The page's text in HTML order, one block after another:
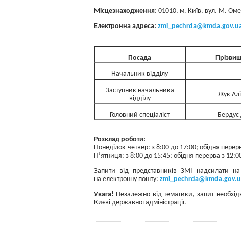
Місцезнаходження: 01010, м. Київ, вул. М.
Електронна адреса:
Посада
Начальник відділу
Заступник начальника
відділу
Жук
Головний спеціаліст Бердус
Розклад роботи:
Понеділок-четвер: з 8:00 до 17:00; обідня
П’ятниця: з 8:00 до 15:45; обідня перерва з
Запити від представників ЗМІ надсилати
на електронну пошту:
Увага! Незалежно від тематики, запит
Києві державної адміністрації.